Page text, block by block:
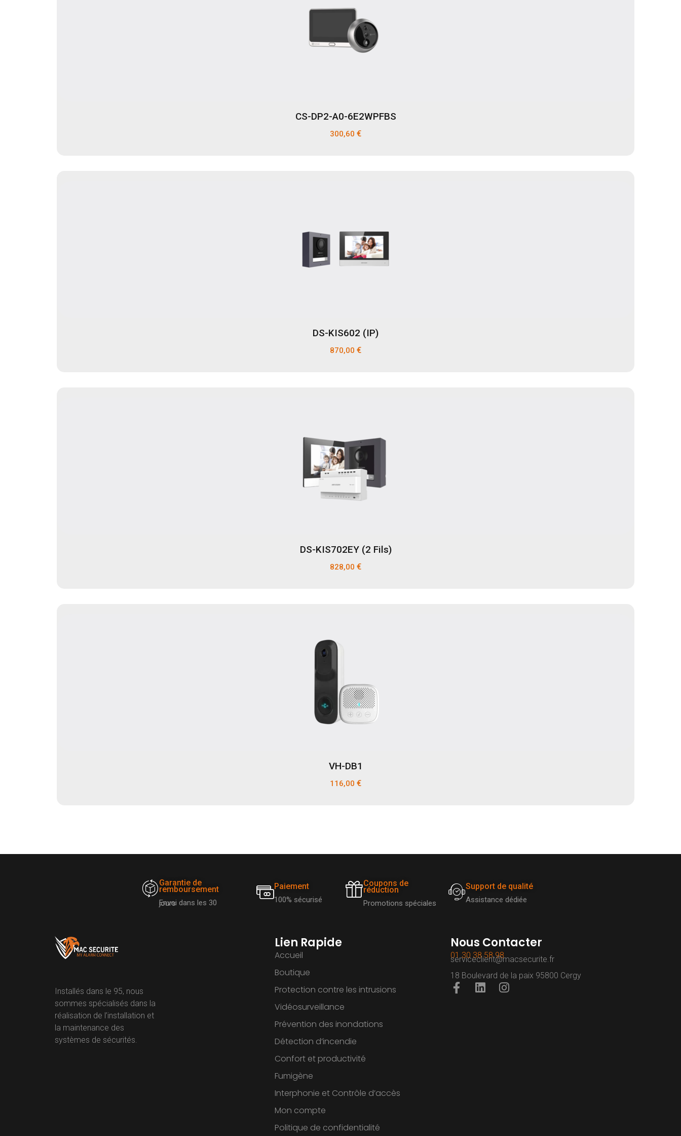
CS-DP2-A0-6E2WPFBS
300,60 €
DS-KIS602 (IP)
870,00 €
DS-KIS702EY (2 Fils)
828,00 €
VH-DB1
116,00 €
Garantie de
remboursement
Envoi dans les 30 jours
Paiement
100% sécurisé
Coupons de
réduction
Promotions spéciales
Support de qualité
Assistance dédiée
Installés dans le 95, nous
sommes spécialisés dans la
réalisation de l’installation et
la maintenance des
systèmes de sécurités.
Lien Rapide
Accueil
Boutique
Protection contre les intrusions
Vidéosurveillance
Prévention des inondations
Détection d’incendie
Confort et productivité
Fumigène
Interphonie et Contrôle d’accès
Mon compte
Politique de confidentialité
Nous Contacter
01 30 38 58 98
serviceclient@macsecurite.fr
18 Boulevard de la paix 95800 Cergy